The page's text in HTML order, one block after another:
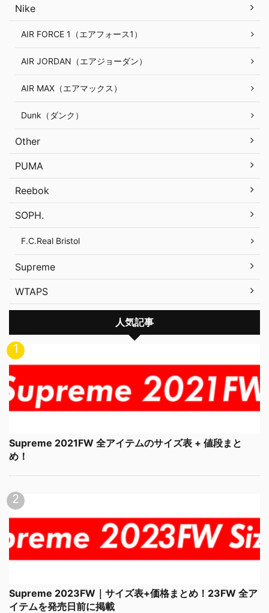
Nike
AIR FORCE 1（エアフォース1）
AIR JORDAN（エアジョーダン）
AIR MAX（エアマックス）
Dunk（ダンク）
Other
PUMA
Reebok
SOPH.
F.C.Real Bristol
Supreme
WTAPS
人気記事
Supreme 2021FW 全アイテムのサイズ表 + 値段まと
め！
Supreme 2023FW｜サイズ表+価格まとめ！23FW 全ア
イテムを発売日前に掲載